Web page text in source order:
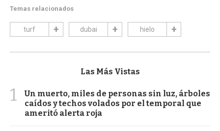
Temas relacionados
turf dubai hielo
Las Más Vistas
1
Un muerto, miles de personas sin luz, árboles
caídos y techos volados por el temporal que
ameritó alerta roja